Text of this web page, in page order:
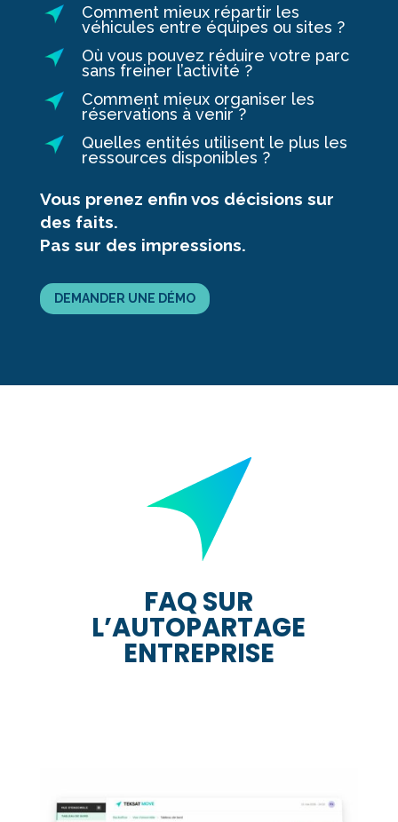
Comment mieux répartir les
véhicules entre équipes ou sites ?
Où vous pouvez réduire votre parc
sans freiner l’activité ?
Comment mieux organiser les
réservations à venir ?
Quelles entités utilisent le plus les
ressources disponibles ?
Vous prenez enfin vos décisions sur
des faits.
Pas sur des impressions.
DEMANDER UNE DÉMO
FAQ SUR
L’AUTOPARTAGE
ENTREPRISE